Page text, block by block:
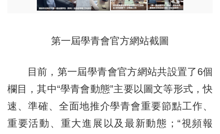
第一屆學青會官方網站截圖
目前，第一屆學青會官方網站共設置了6個
欄目，其中“學青會動態”主要以圖文等形式，快
速、準確、全面地推介學青會重要節點工作、
重要活動、重大進展以及最新動態；“視頻報